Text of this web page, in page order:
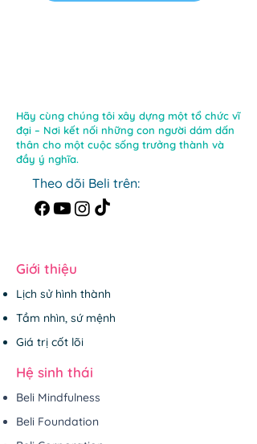
Hãy cùng chúng tôi xây dựng một tổ chức vĩ
đại – Nơi kết nối những con người dám dấn
thân cho một cuộc sống trưởng thành và
đầy ý nghĩa.
Theo dõi Beli trên:
Giới thiệu
Lịch sử hình thành
Tầm nhìn, sứ mệnh
Giá trị cốt lõi
Hệ sinh thái
Beli Mindfulness
Beli Foundation